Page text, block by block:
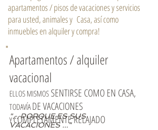
apartamentos / pisos de vacaciones y servicios
para usted, animales y Casa, así como
inmuebles en alquiler y compra!
Apartamentos / alquiler
vacacional
ELLOS MISMOS SENTIRSE COMO EN CASA,
TODAVÍADE VACACIONES
YCOMPLETAMENTERELAJADO
"... PORQUE ES SUS
VACACIONES ..."